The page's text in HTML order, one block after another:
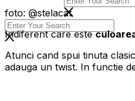
foto: @stelacat
Indiferent care este
Atunci cand spui tinuta
adauga un twist. In functie